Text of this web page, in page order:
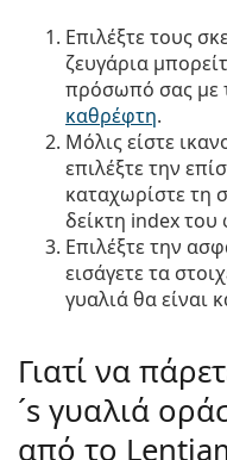
Επιλέξτε τους
ζευγάρια
πρόσωπό σας με
καθρέφτη.
Μόλις είστε
επιλέξτε την
καταχωρίστε τη
δείκτη index
Επιλέξτε την
εισάγετε τα
γυαλιά θα είναι
Γιατί να
´s γυαλιά
από το